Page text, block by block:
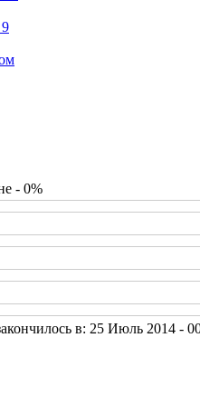
- 0%
в: 25 Июль 2014 -